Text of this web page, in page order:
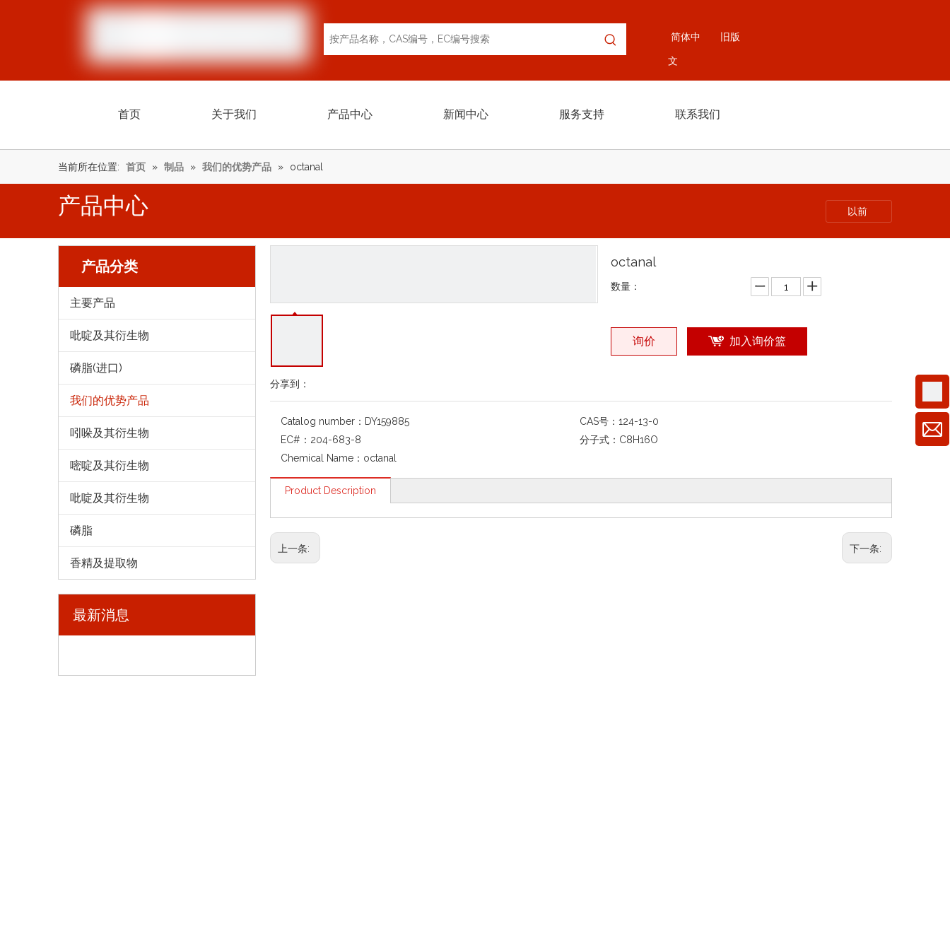
简体中
文
旧版
首页 关于我们 产品中心 新闻中心 服务支持 联系我们
当前所在位置: 首页 » 制品 » 我们的优势产品 » octanal
产品中心 以前
产品分类
主要产品
吡啶及其衍生物
磷脂(进口)
我们的优势产品
吲哚及其衍生物
嘧啶及其衍生物
吡啶及其衍生物
磷脂
香精及提取物
最新消息
分享到：
octanal
数量：
询价 加入询价篮
Catalog number： DY159885 CAS号：124-13-0
EC#： 204-683-8 分子式： C8H16O
Chemical Name： octanal
Product Description
上一条: 下一条: